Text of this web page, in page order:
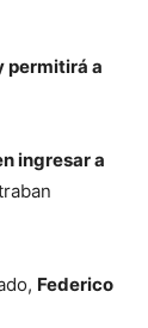
permitirá a
ingresar a
Federico